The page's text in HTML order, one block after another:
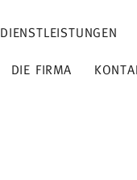
DIENSTLEISTUNGEN
DIE FIRMA